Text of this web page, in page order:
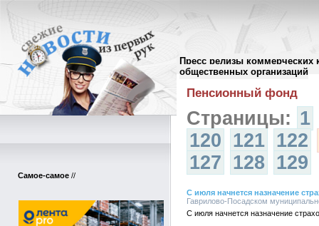
Пресс релизы коммерческих
общественных организаций
Самое-самое //
Архив пресс-релизов//
Пенсионный фонд
Страницы: 1
120 121 122
127 128 129
С июля начнется назначение
Гаврилово-Посадском
С июля начнется назначение